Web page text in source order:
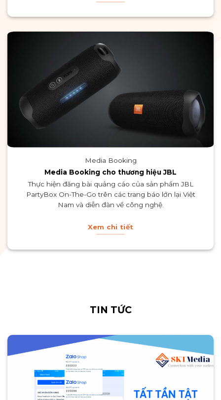
Media Booking
Media Booking cho thương hiệu JBL
Thực hiện đăng bài quảng cáo của sản phẩm JBL
PartyBox On-The-Go trên các trang báo lớn lại Việt
Nam và diễn đàn về công nghệ.
Xem chi tiết
TIN TỨC